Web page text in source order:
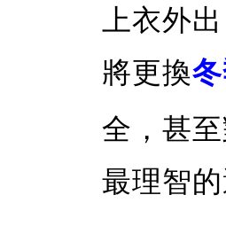
上衣外
將更換
全，甚
最理智的